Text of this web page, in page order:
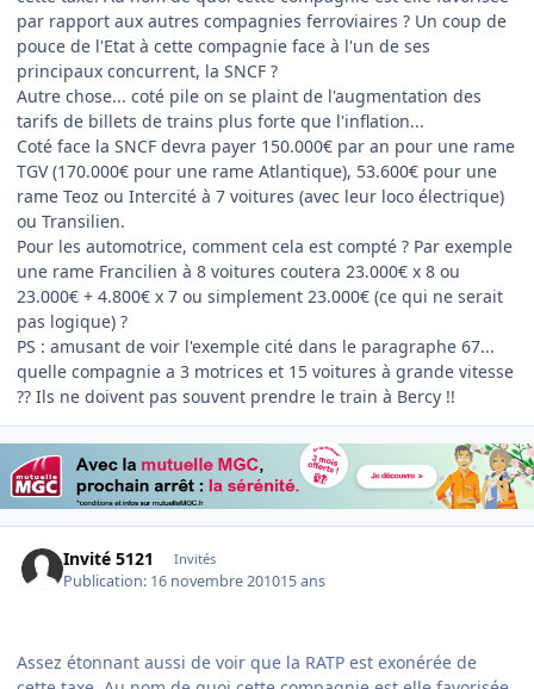
par rapport aux autres compagnies ferroviaires ? Un coup de
pouce de l'Etat à cette compagnie face à l'un de ses
principaux concurrent, la SNCF ?
Autre chose... coté pile on se plaint de l'augmentation des
tarifs de billets de trains plus forte que l'inflation...
Coté face la SNCF devra payer 150.000€ par an pour une rame
TGV (170.000€ pour une rame Atlantique), 53.600€ pour une
rame Teoz ou Intercité à 7 voitures (avec leur loco électrique)
ou Transilien.
Pour les automotrice, comment cela est compté ? Par exemple
une rame Francilien à 8 voitures coutera 23.000€ x 8 ou
23.000€ + 4.800€ x 7 ou simplement 23.000€ (ce qui ne serait
pas logique) ?
PS : amusant de voir l'exemple cité dans le paragraphe 67...
quelle compagnie a 3 motrices et 15 voitures à grande vitesse
?? Ils ne doivent pas souvent prendre le train à Bercy !!
Invité 5121 Invités
Publication: 16 novembre 201015 ans
Assez étonnant aussi de voir que la RATP est exonérée de